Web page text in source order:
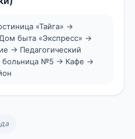
«Тайга» →
быта «Экспресс» →
→ Педагогический
больница №5 → Кафе →